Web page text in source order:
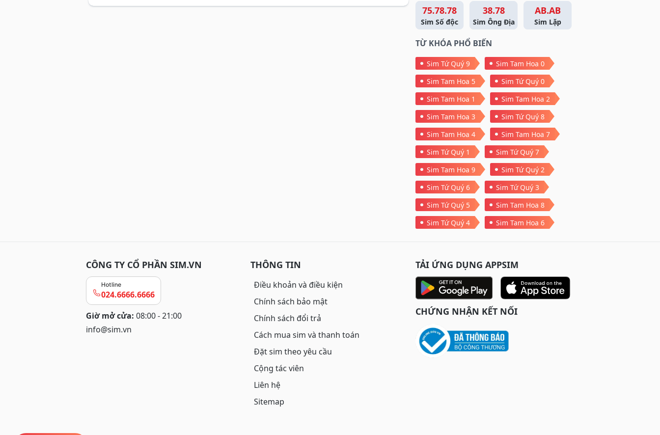
75.78.78
Sim Số độc
38.78
Sim Ông Địa
AB.AB
Sim Lặp
TỪ KHÓA PHỔ BIẾN
Sim Tứ Quý 9
Sim Tam Hoa 0
Sim Tam Hoa 5
Sim Tứ Quý 0
Sim Tam Hoa 1
Sim Tam Hoa 2
Sim Tam Hoa 3
Sim Tứ Quý 8
Sim Tam Hoa 4
Sim Tam Hoa 7
Sim Tứ Quý 1
Sim Tứ Quý 7
Sim Tam Hoa 9
Sim Tứ Quý 2
Sim Tứ Quý 6
Sim Tứ Quý 3
Sim Tứ Quý 5
Sim Tam Hoa 8
Sim Tứ Quý 4
Sim Tam Hoa 6
CÔNG TY CỔ PHẦN SIM.VN
Hotline
024.6666.6666
Giờ mở cửa: 08:00 - 21:00
info@sim.vn
THÔNG TIN
Điều khoản và điều kiện
Chính sách bảo mật
Chính sách đổi trả
Cách mua sim và thanh toán
Đặt sim theo yêu cầu
Cộng tác viên
Liên hệ
Sitemap
TẢI ỨNG DỤNG APPSIM
CHỨNG NHẬN KẾT NỐI